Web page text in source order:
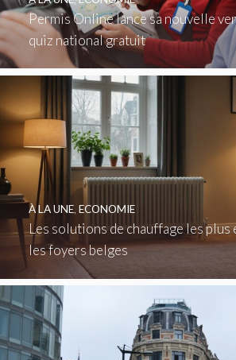
Permis Online lance sa nouvelle
quiz national gratuit
Les solutions de chauffage les plus
les foyers belges
À LA UNE, ECONOMIE